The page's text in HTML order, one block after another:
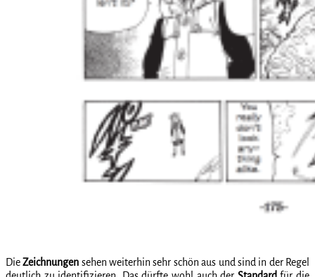
DieZeichnungen sehen weiterhin sehr schön aus und sind in der Regel